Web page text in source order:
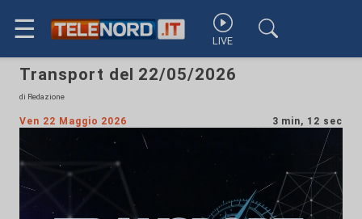
☰ LIVE
Transport del 22/05/2026
di Redazione
Ven 22 Maggio 2026 3 min, 12 sec